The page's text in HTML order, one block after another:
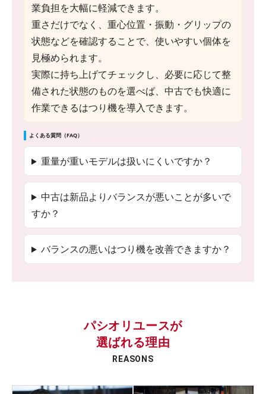
業負担を大幅に軽減できます。
重さだけでなく、重心位置・振動・グリップの
状態などを確認することで、使いやすい個体を
見極められます。
実際に持ち上げてチェックし、必要に応じて整
備された状態のものを選べば、中古でも快適に
作業できるはつり機を導入できます。
よくある質問（FAQ）
重量が重いモデルは扱いにくいですか？
中古は新品よりバランスが悪いことが多いで
すか？
バランスの悪いはつり機を改善できますか？
パシオリユースが
選ばれる理由
REASONS